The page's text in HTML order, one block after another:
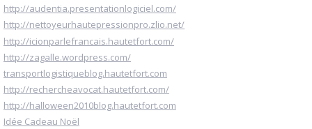
http://audentia.presentationlogiciel.com/
http://nettoyeurhautepressionpro.zlio.net/
http://icionparlefrancais.hautetfort.com/
http://zagalle.wordpress.com/
transportlogistiqueblog.hautetfort.com
http://rechercheavocat.hautetfort.com/
http://halloween2010blog.hautetfort.com
Idée Cadeau Noël